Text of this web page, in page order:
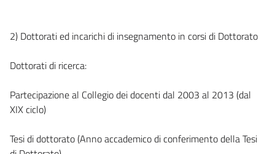
2) Dottorati ed incarichi di insegnamento in corsi di Dottorato
Dottorati di ricerca:
Partecipazione al Collegio dei docenti dal 2003 al 2013 (dal
XIX ciclo)
Tesi di dottorato (Anno accademico di conferimento della Tesi